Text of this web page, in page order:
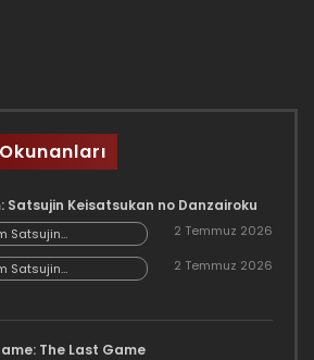
Satsujin Keisatsukan no Danzairoku
Satsujin
no
06.02
2 Temmuz 2026
Satsujin
no
2 Temmuz 2026
The Last Game